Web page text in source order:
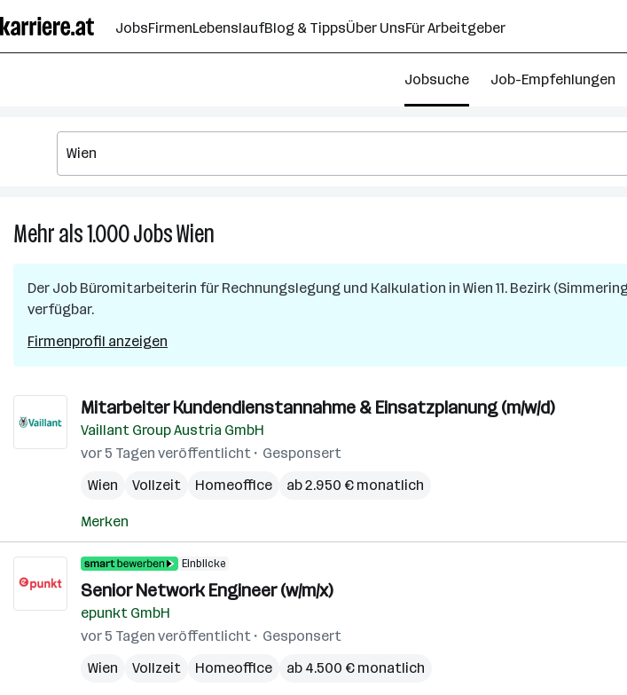
Seiteninhalt
springen
JobsFirmenLebenslaufBlog & TippsÜber UnsFür Arbeitgeber
Jobsuche Job-Empfehlungen
Mehr als 1.000JobsWien
Jobs
Der Job Büromitarbeiterin für Rechnungslegung und Kalkulation in Wien 11. Bezirk
verfügbar.
Firmenprofil anzeigen
Mitarbeiter Kundendienstannahme & Einsatzplanung (m/w/d)
Vaillant Group Austria GmbH
vor 5 Tagen veröffentlicht
Gesponsert
Wien
Vollzeit Homeoffice ab 2.950 € monatlich
Merken
Einblicke
Senior Network Engineer (w/m/x)
epunkt GmbH
vor 5 Tagen veröffentlicht
Gesponsert
Wien
Vollzeit Homeoffice ab 4.500 € monatlich